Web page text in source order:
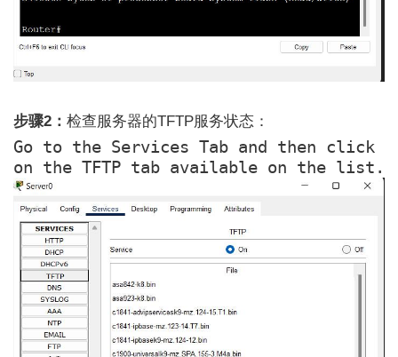
步骤2：检查服务器的TFTP服务状态：
Go to the Services Tab and then click
on the TFTP tab available on the list.